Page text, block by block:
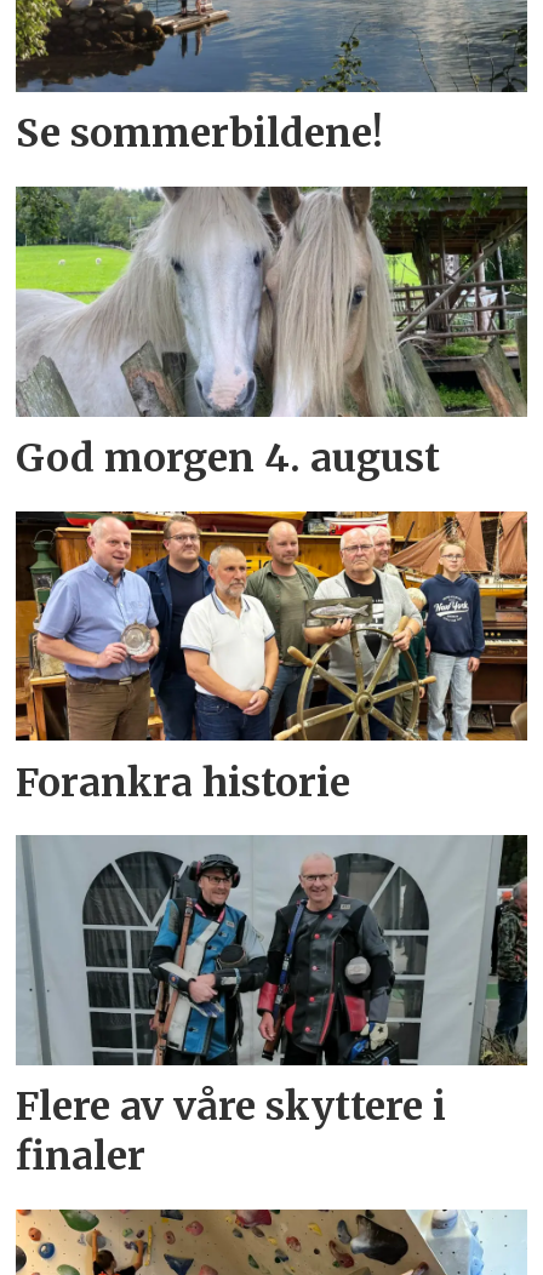
Se sommerbildene!
God morgen 4. august
Forankra historie
Flere av våre skyttere i
finaler